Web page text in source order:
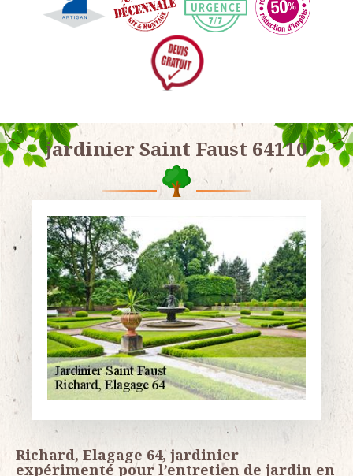
jardinier Saint Faust 64110
Richard, Elagage 64, jardinier
expérimenté pour l’entretien de jardin en